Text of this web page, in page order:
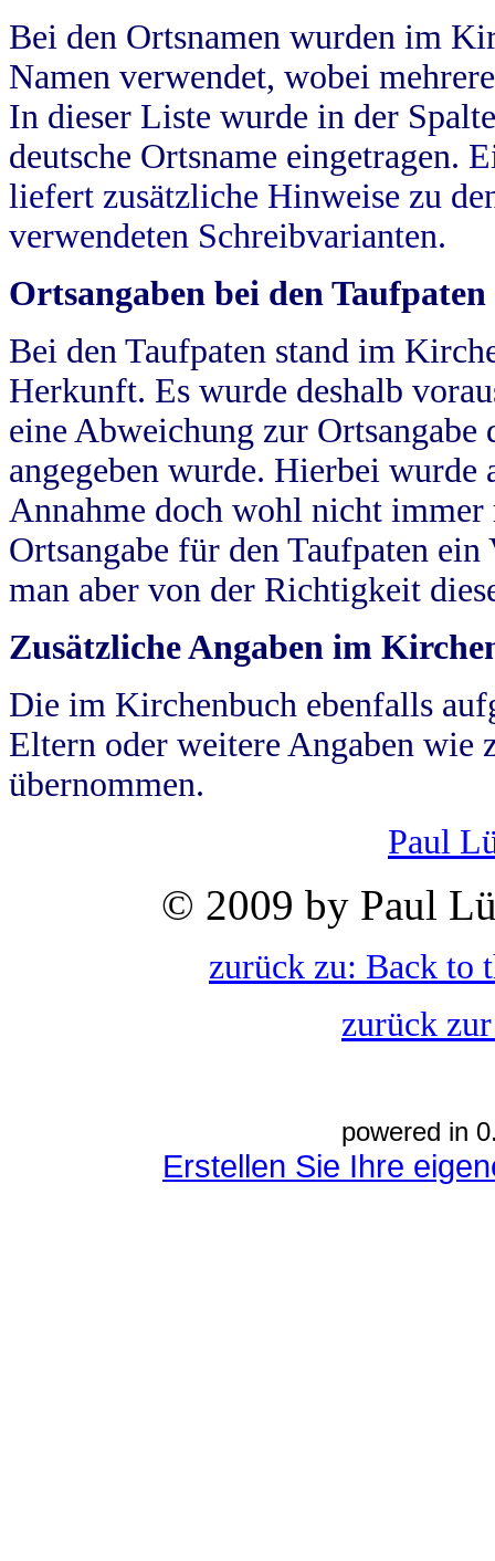
Bei den Ortsnamen wurden im
Namen verwendet, wobei
In dieser Liste wurde in der
deutsche Ortsname eingetragen.
liefert zusätzliche Hinweise zu
verwendeten Schreibvarianten.
Ortsangaben bei den Taufpaten
Bei den Taufpaten stand im
Herkunft. Es wurde deshalb
eine Abweichung zur
angegeben wurde. Hierbei wurde
Annahme doch wohl nicht
Ortsangabe für den Taufpaten
man aber von der Richtigkeit
Zusätzliche Angaben im
Die im Kirchenbuch ebenfalls
Eltern oder weitere Angaben wie
übernommen.
Paul
© 2009 by Paul
zurück zu: Back to
zurück
powered in
Erstellen Sie Ihre